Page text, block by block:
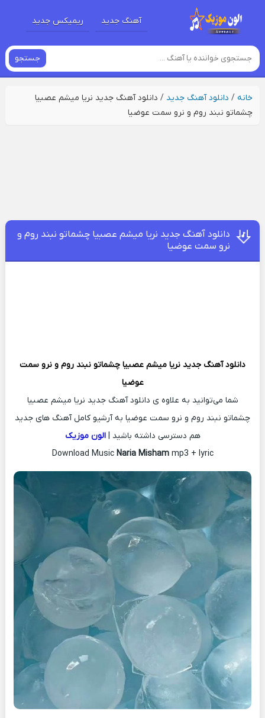
آهنگ جدید ریمیکس جدید
جستجو
خانه/ دانلود آهنگ جدید / دانلود آهنگ جدید نریا میشم عصبیا
چشماتو نبند روم و نرو سمت عوضیا
دانلود آهنگ جدید نریا میشم عصبیا چشماتو نبند روم و
نرو سمت عوضیا
دانلود آهنگ جدید نریا میشم عصبیا چشماتو نبند روم و نرو سمت
عوضیا
شما می‌توانید به علاوه ی دانلود آهنگ جدید نریا میشم عصبیا
چشماتو نبند روم و نرو سمت عوضیا به آرشیو کامل آهنگ های جدید
هم دسترسی داشته باشید |الون موزیک
Download Music Naria Misham mp3 + lyric